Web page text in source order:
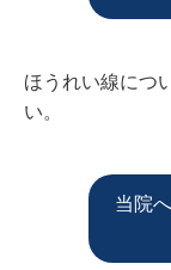
ほうれい線につ
い。
当院